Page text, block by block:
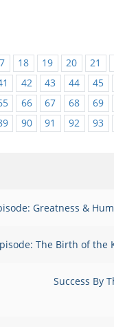
18 19 20 21
42 43 44 45
66 67 68 69
90 91 92 93